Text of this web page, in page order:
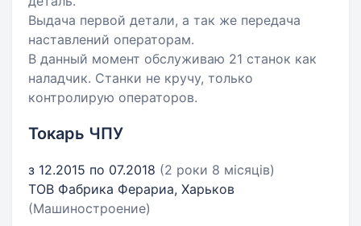
Выдача первой детали, а так же передача
наставлений операторам.
В данный момент обслуживаю 21 станок как
наладчик. Станки не кручу, только
контролирую операторов.
Токарь ЧПУ
з 12.2015 по 07.2018 (2 роки 8 місяців)
ТОВ Фабрика Ферариа, Харьков
(Машиностроение)